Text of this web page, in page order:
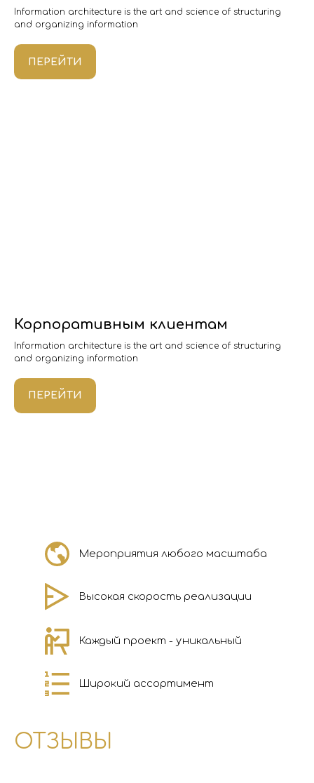
Information architecture is the art and science of structuring
and organizing information
ПЕРЕЙТИ
Корпоративным клиентам
Information architecture is the art and science of structuring
and organizing information
ПЕРЕЙТИ
Мероприятия любого масштаба
Каждый проект - уникальный
Высокая скорость реализации
Широкий ассортимент
ОТЗЫВЫ